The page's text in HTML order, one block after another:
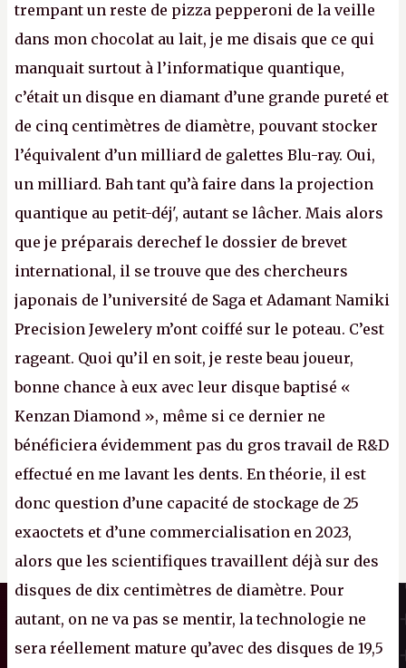
trempant un reste de pizza pepperoni de la veille
dans mon chocolat au lait, je me disais que ce qui
manquait surtout à l’informatique quantique,
c’était un disque en diamant d’une grande pureté et
de cinq centimètres de diamètre, pouvant stocker
l’équivalent d’un milliard de galettes Blu-ray. Oui,
un milliard. Bah tant qu’à faire dans la projection
quantique au petit-déj', autant se lâcher. Mais alors
que je préparais derechef le dossier de brevet
international, il se trouve que des chercheurs
japonais de l’université de Saga et Adamant Namiki
Precision Jewelery m’ont coiffé sur le poteau. C’est
rageant. Quoi qu’il en soit, je reste beau joueur,
bonne chance à eux avec leur disque baptisé «
Kenzan Diamond », même si ce dernier ne
bénéficiera évidemment pas du gros travail de R&D
effectué en me lavant les dents. En théorie, il est
donc question d’une capacité de stockage de 25
exaoctets et d’une commercialisation en 2023,
alors que les scientifiques travaillent déjà sur des
disques de dix centimètres de diamètre. Pour
autant, on ne va pas se mentir, la technologie ne
sera réellement mature qu’avec des disques de 19,5
Kiosque numérique
Boutique
Il n'y a pas de
Cookie à se faire !
Ce site n'a recours à aucun tracker